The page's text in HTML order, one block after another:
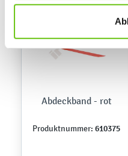
Abdeckband - rot
Produktnummer: 610375